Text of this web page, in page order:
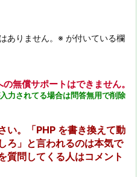
ありません。 ※ が付いている欄
無償サポートはできません。
力されてる場合は問答無用で削除
い。「PHP を書き換えて動
ろ」と言われるのは本気で
質問してくる人はコメント